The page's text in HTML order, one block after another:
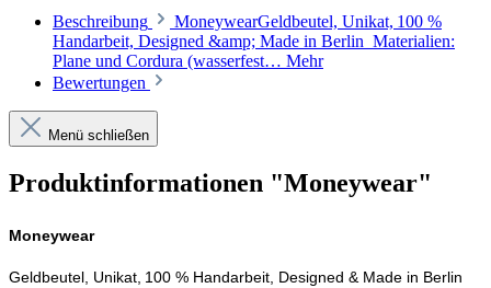
Beschreibung
MoneywearGeldbeutel, Unikat, 100 %
Handarbeit, Designed &amp; Made in Berlin Materialien:
Plane und Cordura (wasserfest… Mehr
Bewertungen
Menü schließen
Produktinformationen "Moneywear"
Moneywear
Geldbeutel, Unikat, 100 % Handarbeit, Designed & Made in Berlin